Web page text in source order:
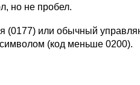
но не пробел.
(0177) или обычный
(код меньше 0200).